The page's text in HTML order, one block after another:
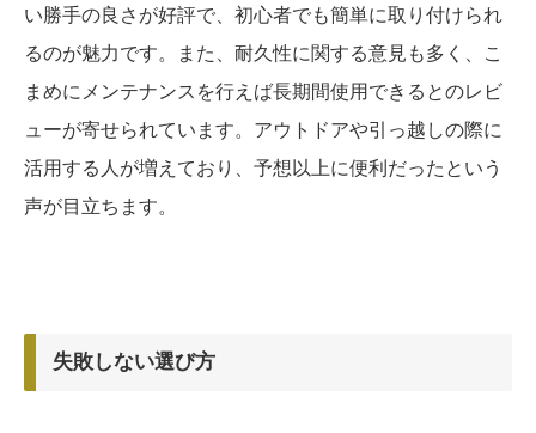
い勝手の良さが好評で、初心者でも簡単に取り付けられ
るのが魅力です。また、耐久性に関する意見も多く、こ
まめにメンテナンスを行えば長期間使用できるとのレビ
ューが寄せられています。アウトドアや引っ越しの際に
活用する人が増えており、予想以上に便利だったという
声が目立ちます。
失敗しない選び方